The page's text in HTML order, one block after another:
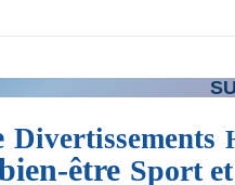
Divertissements
être Sport